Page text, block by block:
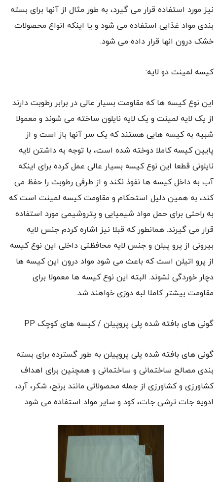
نیز مورد استفاده قرار می گیرد، به طور مثال از آنها برای بسته
بندی مواد غذایی استفاده می شود و یا اینکه انواع محصولات
خشک درون انها قرار داده می شود.
کیسه لمینت دو لایه:
این نوع کیسه ها که مقاومت بسیار عالی در برابر رطوبت دارند
از یک لایه لمینت و یک لایه نایلون ساخته می شوند و معمولا
شبیه به کیسه هایی هستند که یک سر آنها باز است و از
پایین کیسه کاملا دوخته شده است، با توجه به داشتن لایه
نایلونی قطعا این نوع کیسه بسیار عالی عمل کرده برای اینکه
آب به داخل کیسه ها نفوذ نکند و از طرفی رطوبت را حفظ می
کند، به همین دلیل استحکام و مقاومت کیسه لمینت است که
به راحتی برای حمل مواد شیمیایی و پتروشیمی مورد استفاده
قرار می گیرند. همانطور که قبلا نیز اشاره کردم جنس لایه
بیرونی از پرو پیلن و جنس لایه محافظتی داخلی این نوع کیسه
از پرو اتیلن است که باعث می شود مواد درون این کیسه ها
دچار خوردگی نشوند. البته این نوع کیسه ها معمولا برای
مقاومت بیشتر کاملا لبه دوزی خواهند شد.
گونی های بافته شده پلی پروپیلن / کیسه های کوچک PP
گونی های بافته شده پلی پروپیلن به طور گسترده برای بسته
بندی مصالح ساختمانی و ساختمانی و همچنین برای اهداف
کشاورزی و کشاورزی از جمله محصولاتی مانند برنج، شکر، آرد،
ادویه جات ترشی جات، کود و سایر مواد استفاده می شود.